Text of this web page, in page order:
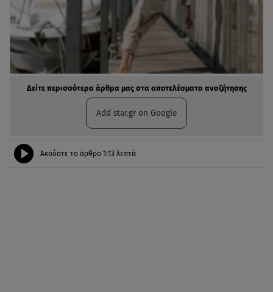
Δείτε περισσότερα άρθρα μας στα αποτελέσματα αναζήτησης
Add star.gr on Google
Ακούστε το άρθρο 1:13 λεπτά